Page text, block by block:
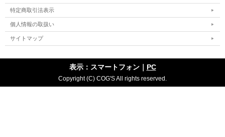
特定商取引法表示
個人情報の取扱い
サイトマップ
表示：スマートフォン｜ PC
Copyright (C) COG'S All rights reserved.